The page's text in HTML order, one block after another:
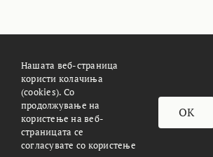
© METEOALARM. All Rights
Made with
byÆther
Нашата веб-страница
користи колачиња
(cookies). Со
продолжување на
користење на веб-
страницата се
согласувате со користење
OK